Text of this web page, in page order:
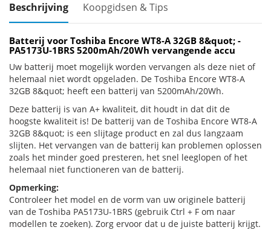
Beschrijving Koopgidsen & Tips
Batterij voor Toshiba Encore WT8-A 32GB 8&quot; -
PA5173U-1BRS 5200mAh/20Wh vervangende accu
Uw batterij moet mogelijk worden vervangen als deze niet of
helemaal niet wordt opgeladen. De Toshiba Encore WT8-A
32GB 8&quot; heeft een batterij van 5200mAh/20Wh.
Deze batterij is van A+ kwaliteit, dit houdt in dat dit de
hoogste kwaliteit is! De batterij van de Toshiba Encore WT8-A
32GB 8&quot; is een slijtage product en zal dus langzaam
slijten. Het vervangen van de batterij kan problemen oplossen
zoals het minder goed presteren, het snel leeglopen of het
helemaal niet functioneren van de batterij.
Opmerking:
Controleer het model en de vorm van uw originele batterij
van de Toshiba PA5173U-1BRS (gebruik Ctrl + F om naar
modellen te zoeken). Zorg ervoor dat u de juiste batterij krijgt.